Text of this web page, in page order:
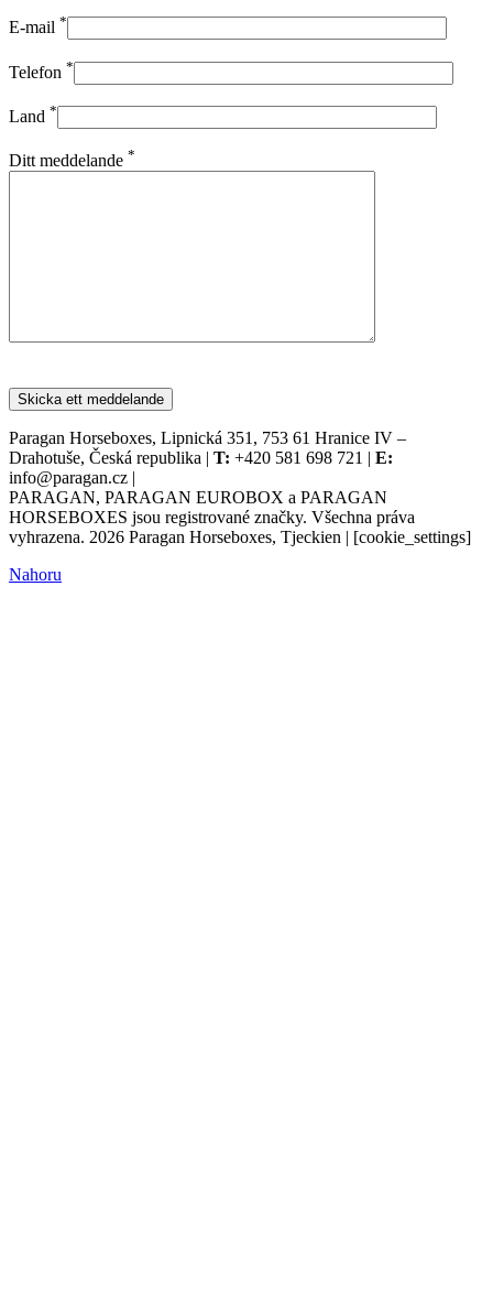
E-mail *
Telefon *
Land *
Ditt meddelande *
Paragan Horseboxes, Lipnická 351, 753 61 Hranice IV –
Drahotuše, Česká republika | T: +420 581 698 721 | E:
info@paragan.cz |
PARAGAN, PARAGAN EUROBOX a PARAGAN
HORSEBOXES jsou registrované značky. Všechna práva
vyhrazena. 2026 Paragan Horseboxes, Tjeckien | [cookie_settings]
Nahoru